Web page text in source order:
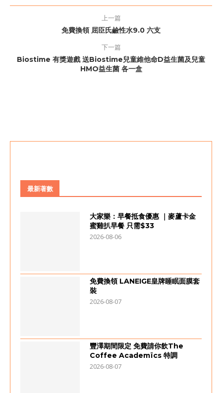
上一篇
免費換領 屈臣氏鹼性水9.0 六支
下一篇
Biostime 有獎遊戲 送Biostime兒童維他命D益生菌及兒童
HMO益生菌 各一盒
最新著數
大家樂：早餐抵食優惠 ｜麥蘆卡金
蜜雞扒早餐 只需$33
2026-08-06
免費換領 LANEIGE皇牌睡眠面膜套
裝
2026-08-07
豐澤期間限定 免費請你飲The
Coffee Academïcs 特調
2026-08-07